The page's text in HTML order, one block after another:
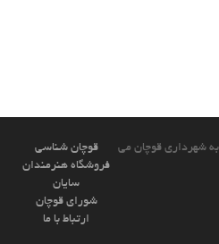
قوچان شناسی
فروشگاه هنرمندان
سایان
شورای قوچان
ارتباط با ما
شهرداری قوچان می